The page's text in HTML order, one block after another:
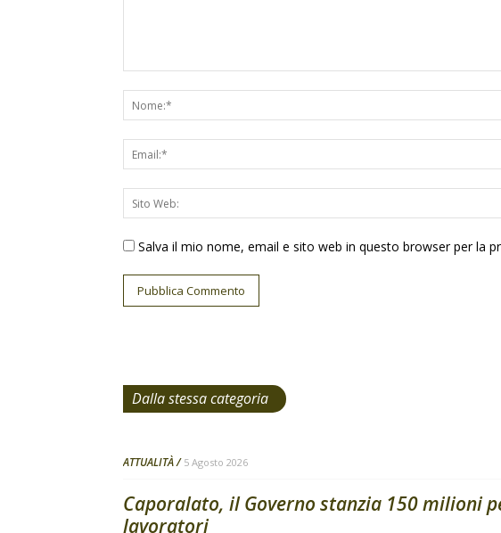
Salva il mio nome, email e sito web in questo browser per la
Dalla stessa categoria
ATTUALITÀ 5 Agosto 2026
Caporalato, il Governo stanzia 150 milioni
lavoratori